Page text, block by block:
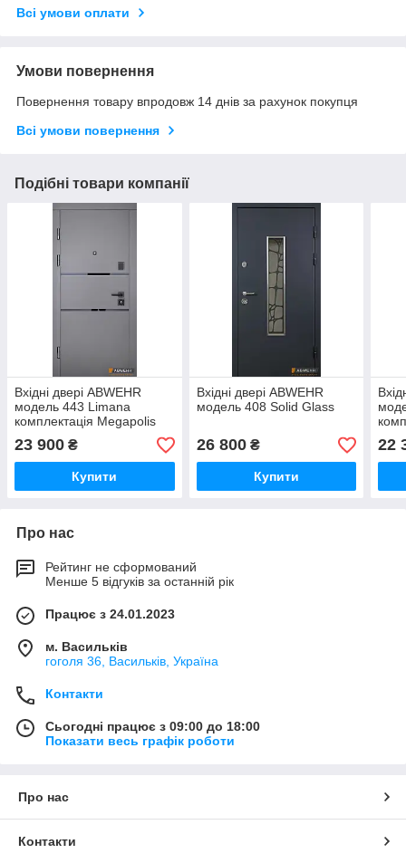
Всі умови оплати
Умови повернення
Повернення товару впродовж 14 днів за рахунок покупця
Всі умови повернення
Подібні товари компанії
Вхідні двері ABWEHR
модель 443 Limana
комплектація Megapolis
MG3 443
23 900 ₴
Купити
Вхідні двері ABWEHR
модель 408 Solid Glass
26 800₴
Купити
22
Про нас
Рейтинг не сформований
Менше 5 відгуків за останній рік
Працює з 24.01.2023
м. Васильків
гоголя 36, Васильків, Україна
Контакти
Сьогодні працює з 09:00 до 18:00
Показати весь графік роботи
Про нас
Контакти